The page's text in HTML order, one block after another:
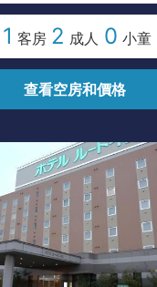
1 客房 2 成人 0 小童
查看空房和價格